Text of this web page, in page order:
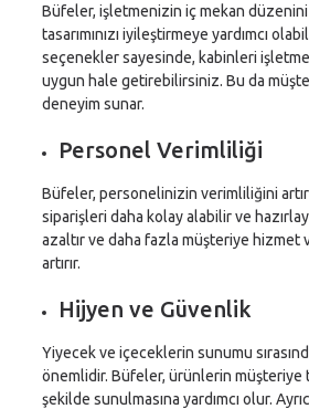
Büfeler, işletmenizin iç mekan
tasarımınızı iyileştirmeye yardımcı
seçenekler sayesinde, kabinleri
uygun hale getirebilirsiniz. Bu da
deneyim sunar.
Personel Verimliliği
Büfeler, personelinizin verimliliğini
siparişleri daha kolay alabilir ve
azaltır ve daha fazla müşteriye hizmet
artırır.
Hijyen ve Güvenlik
Yiyecek ve içeceklerin sunumu
önemlidir. Büfeler, ürünlerin müşteriye
şekilde sunulmasına yardımcı olur.